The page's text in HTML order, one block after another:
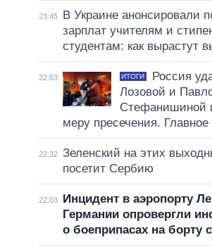
23:45
В Украине анонсировали
зарплат учителям и
студентам: как вырастут
22:53 ИТОГИ
Россия
Лозовой и
Стефанишиной
меру пресечения. Главное
22:32 Зеленский на этих
посетит Сербию
22:03
Инцидент в аэропорту
Германии опровергли
о боеприпасах на борту